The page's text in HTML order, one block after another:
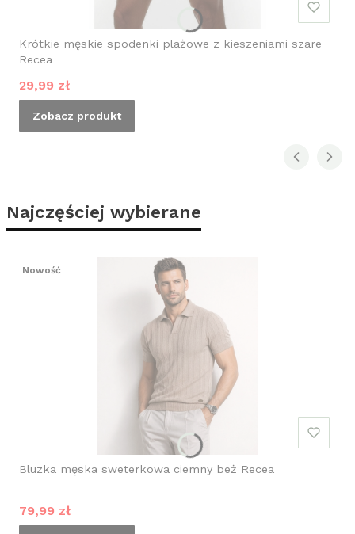
Krótkie męskie spodenki plażowe z kieszeniami szare
Recea
Cena promocyjna
29,99 zł
Zobacz produkt
Najczęściej wybierane
Nowość
Bluzka męska sweterkowa ciemny beż Recea
Cena promocyjna
79,99 zł